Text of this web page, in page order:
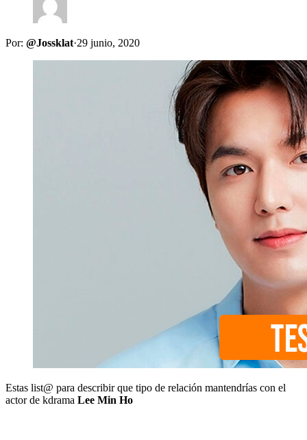
Por: @Jossklat·29 junio, 2020
Estas list@ para describir que tipo de relación mantendrías con el
actor de kdrama Lee Min Ho